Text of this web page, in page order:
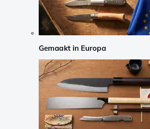
Gemaakt in Europa